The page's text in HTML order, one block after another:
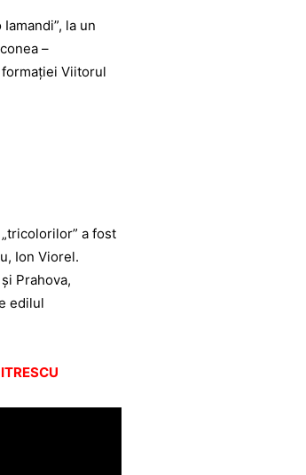
la un
–
Viitorul
a fost
Ion Viorel.
Prahova,
edilul